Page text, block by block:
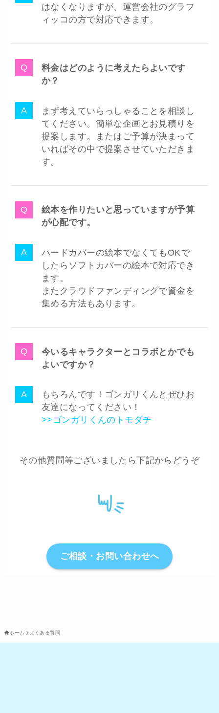
はなくなりますが、運営会社のグラフ
ィッコの方で対応できます。
料金はどのように考えたらよいです
か？
まず考えていらっしゃることを相談し
てください。簡単な企画とお見積りを
提案します。またはご予算が決まって
いればその中で提案させていただきま
す。
絵本を作りたいと思っていますが予算
が心配です。
ハードカバーの絵本でなくてもOKで
したらソフトカバーの絵本で対応でき
ます。
またクラウドファンディングで資金を
集める方法もあります。
今いるキャラクターとコラボとかでも
よいですか？
もちろんです！ゴンガリくんとぜひお
友達になってください！
>>ゴンガリくんのトモダチ
その他質問等ございましたら下記からどうぞ
ご相談・お問い合わせへ
ホーム よくある質問